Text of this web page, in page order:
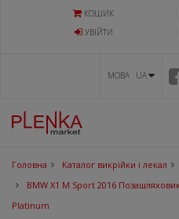
КОШИК
УВIЙТИ
МОВА UA
Головна Каталог викрійки і лекал
BMW X1 M Sport 2016
Platinum